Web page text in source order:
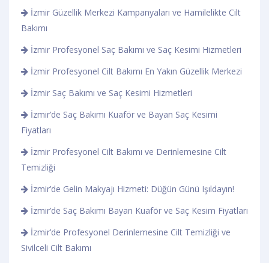
İzmir Güzellik Merkezi Kampanyaları ve Hamilelikte Cilt
Bakımı
İzmir Profesyonel Saç Bakımı ve Saç Kesimi Hizmetleri
İzmir Profesyonel Cilt Bakımı En Yakın Güzellik Merkezi
İzmir Saç Bakımı ve Saç Kesimi Hizmetleri
İzmir’de Saç Bakımı Kuaför ve Bayan Saç Kesimi
Fiyatları
İzmir Profesyonel Cilt Bakımı ve Derinlemesine Cilt
Temizliği
İzmir’de Gelin Makyajı Hizmeti: Düğün Günü Işıldayın!
İzmir’de Saç Bakımı Bayan Kuaför ve Saç Kesim Fiyatları
İzmir’de Profesyonel Derinlemesine Cilt Temizliği ve
Sivilceli Cilt Bakımı